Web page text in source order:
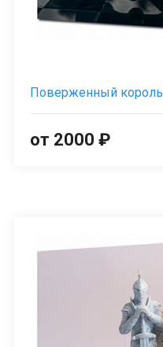
Поверженный король
от 2000 ₽